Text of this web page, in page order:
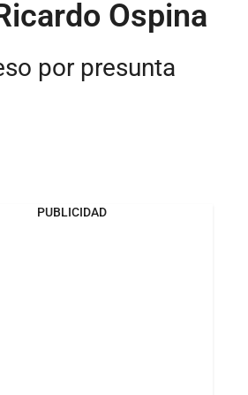
Ospina
por presunta
PUBLICIDAD